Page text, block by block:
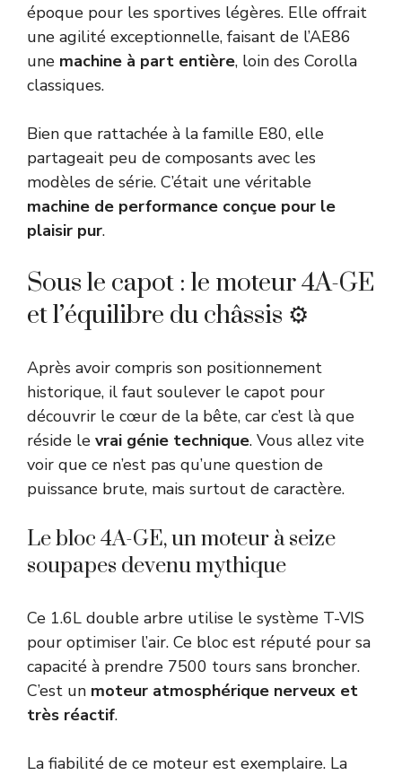
époque pour les sportives légères. Elle offrait
une agilité exceptionnelle, faisant de l’AE86
une machine à part entière, loin des Corolla
classiques.
Bien que rattachée à la famille E80, elle
partageait peu de composants avec les
modèles de série. C’était une véritable
machine de performance conçue pour le
plaisir pur.
Sous le capot : le moteur 4A-GE
et l’équilibre du châssis ⚙️
Après avoir compris son positionnement
historique, il faut soulever le capot pour
découvrir le cœur de la bête, car c’est là que
réside le vrai génie technique. Vous allez vite
voir que ce n’est pas qu’une question de
puissance brute, mais surtout de caractère.
Le bloc 4A-GE, un moteur à seize
soupapes devenu mythique
Ce 1.6L double arbre utilise le système T-VIS
pour optimiser l’air. Ce bloc est réputé pour sa
capacité à prendre 7500 tours sans broncher.
C’est un moteur atmosphérique nerveux et
très réactif.
La fiabilité de ce moteur est exemplaire. La